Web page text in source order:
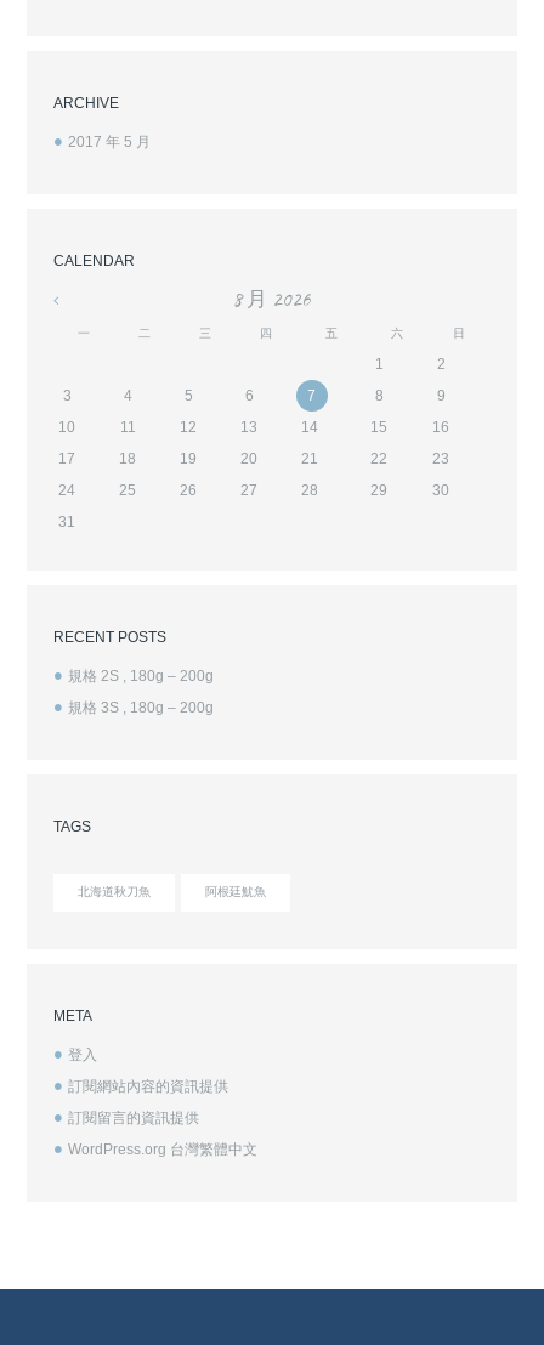
ARCHIVE
2017 年 5 月
CALENDAR
« 8 月 2026
一 二 三 四 五 六 日
1
2
3
4 5 6 7 8
9
10
11 12 13 14 15
16
17
18 19 20 21 22
23
24
25 26 27 28 29
30
31
RECENT POSTS
規格 2S , 180g – 200g
規格 3S , 180g – 200g
TAGS
北海道秋刀魚 阿根廷魷魚
META
登入
訂閱網站內容的資訊提供
訂閱留言的資訊提供
WordPress.org 台灣繁體中文